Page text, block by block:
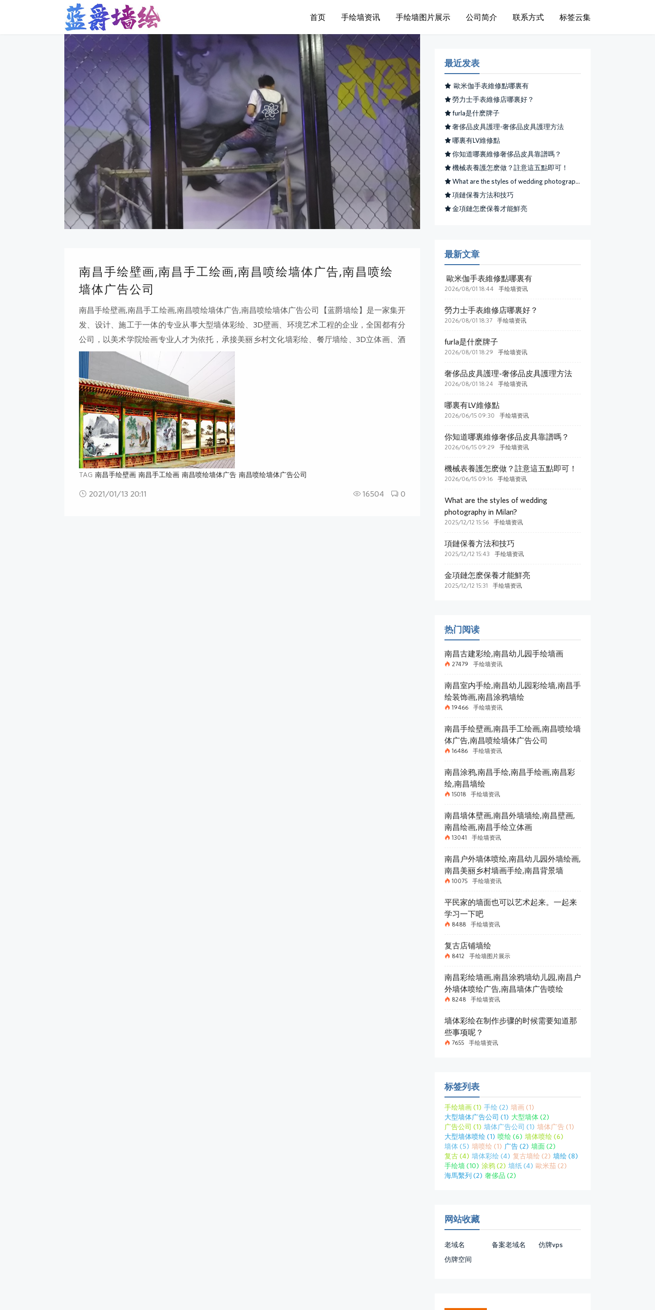
首页 手绘墙资讯 手绘墙图片展示 公司简介 联系方式 标签云集
南昌手绘壁画,南昌手工绘画,南昌喷绘墙体广告,南昌喷绘
墙体广告公司
南昌手绘壁画,南昌手工绘画,南昌喷绘墙体广告,南昌喷绘墙体广告公司【蓝爵墙绘】是一家集开
发、设计、施工于一体的专业从事大型墙体彩绘、3D壁画、环境艺术工程的企业，全国都有分
公司，以美术学院绘画专业人才为依托，承接美丽乡村文化墙彩绘、餐厅墙绘、3D立体画、酒
店挂画、装饰画、浮雕壁画、各种油画、风景画、山水画、人物画定制。多年来凭着各界朋友
的鼎力支持，深得客户的高度评价。墙绘如何快速打稿起形，创意墙绘是怎么做的？快速打稿
起形对于墙绘画师来说是能力的体现，能力差的画师优柔寡断，能力强的画师可信手拈来。
TAG 南昌手绘壁画 南昌手工绘画 南昌喷绘墙体广告 南昌喷绘墙体广告公司
2021/01/13 20:11 16504 0
最近发表
​ 歐米伽手表維修點哪裏有
​勞力士手表維修店哪裏好？
​furla是什麽牌子
​奢侈品皮具護理-奢侈品皮具護理方法
哪裏有LV維修點
你知道哪裏維修奢侈品皮具靠譜嗎？
機械表養護怎麽做？註意這五點即可！
What are the styles of wedding photography in Milan?
項鏈保養方法和技巧
​金項鏈怎麽保養才能鮮亮
最新文章
​ 歐米伽手表維修點哪裏有
2026/08/01 18:44 手绘墙资讯
​勞力士手表維修店哪裏好？
2026/08/01 18:37 手绘墙资讯
​furla是什麽牌子
2026/08/01 18:29 手绘墙资讯
​奢侈品皮具護理-奢侈品皮具護理方法
2026/08/01 18:24 手绘墙资讯
哪裏有LV維修點
2026/06/15 09:30 手绘墙资讯
你知道哪裏維修奢侈品皮具靠譜嗎？
2026/06/15 09:29 手绘墙资讯
機械表養護怎麽做？註意這五點即可！
2026/06/15 09:16 手绘墙资讯
What are the styles of wedding
photography in Milan?
2025/12/12 15:56 手绘墙资讯
項鏈保養方法和技巧
2025/12/12 15:43 手绘墙资讯
​金項鏈怎麽保養才能鮮亮
2025/12/12 15:31 手绘墙资讯
热门阅读
南昌古建彩绘,南昌幼儿园手绘墙画
27479 手绘墙资讯
南昌室内手绘,南昌幼儿园彩绘墙,南昌手
绘装饰画,南昌涂鸦墙绘
19466 手绘墙资讯
南昌手绘壁画,南昌手工绘画,南昌喷绘墙
体广告,南昌喷绘墙体广告公司
16486 手绘墙资讯
南昌涂鸦,南昌手绘,南昌手绘画,南昌彩
绘,南昌墙绘
15018 手绘墙资讯
南昌墙体壁画,南昌外墙墙绘,南昌壁画,
南昌绘画,南昌手绘立体画
13041 手绘墙资讯
南昌户外墙体喷绘,南昌幼儿园外墙绘画,
南昌美丽乡村墙画手绘,南昌背景墙
10075 手绘墙资讯
平民家的墙面也可以艺术起来。一起来
学习一下吧
8488 手绘墙资讯
复古店铺墙绘
8412 手绘墙图片展示
南昌彩绘墙画,南昌涂鸦墙幼儿园,南昌户
外墙体喷绘广告,南昌墙体广告喷绘
8248 手绘墙资讯
墙体彩绘在制作步骤的时候需要知道那
些事项呢？
7655 手绘墙资讯
标签列表
手绘墙画(1) 手绘(2) 墙画 (1)
大型墙体广告公司 (1) 大型墙体(2)
广告公司 (1) 墙体广告公司 (1) 墙体广告 (1)
大型墙体喷绘(1) 喷绘(6) 墙体喷绘(6)
墙体(5) 墙喷绘 (1) 广告(2) 墙面(2)
复古(4) 墙体彩绘(4) 复古墙绘 (2) 墙绘(8)
手绘墙(10) 涂鸦(2) 墙纸(4) 歐米茄 (2)
海馬繫列 (2) 奢侈品 (2)
网站收藏
老域名 备案老域名
仿牌vps
仿牌空间